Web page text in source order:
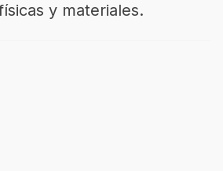
y materiales.